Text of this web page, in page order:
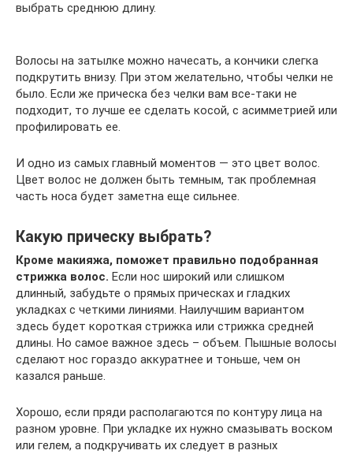
выбрать среднюю длину.
Волосы на затылке можно начесать, а кончики слегка
подкрутить внизу. При этом желательно, чтобы челки не
было. Если же прическа без челки вам все-таки не
подходит, то лучше ее сделать косой, с асимметрией или
профилировать ее.
И одно из самых главный моментов — это цвет волос.
Цвет волос не должен быть темным, так проблемная
часть носа будет заметна еще сильнее.
Какую прическу выбрать?
Кроме макияжа, поможет правильно подобранная
стрижка волос. Если нос широкий или слишком
длинный, забудьте о прямых прическах и гладких
укладках с четкими линиями. Наилучшим вариантом
здесь будет короткая стрижка или стрижка средней
длины. Но самое важное здесь – объем. Пышные волосы
сделают нос гораздо аккуратнее и тоньше, чем он
казался раньше.
Хорошо, если пряди располагаются по контуру лица на
разном уровне. При укладке их нужно смазывать воском
или гелем, а подкручивать их следует в разных